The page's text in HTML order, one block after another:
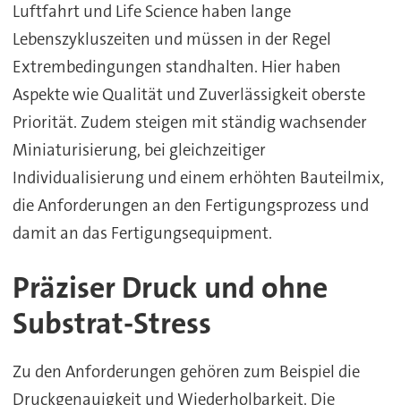
Luftfahrt und Life Science haben lange
Lebenszykluszeiten und müssen in der Regel
Extrembedingungen standhalten. Hier haben
Aspekte wie Qualität und Zuverlässigkeit oberste
Priorität. Zudem steigen mit ständig wachsender
Miniaturisierung, bei gleichzeitiger
Individualisierung und einem erhöhten Bauteilmix,
die Anforderungen an den Fertigungsprozess und
damit an das Fertigungsequipment.
Präziser Druck und ohne
Substrat-Stress
Zu den Anforderungen gehören zum Beispiel die
Druckgenauigkeit und Wiederholbarkeit. Die